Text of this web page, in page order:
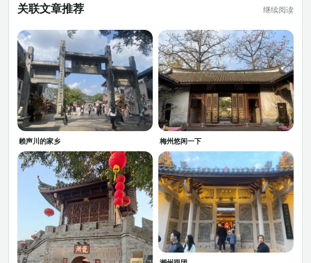
关联文章推荐 继续阅读
赖声川的家乡 梅州悠闲一下